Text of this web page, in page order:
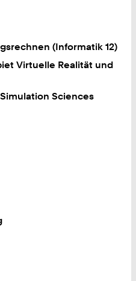
(Informatik 12)
Virtuelle Realität und
Sciences